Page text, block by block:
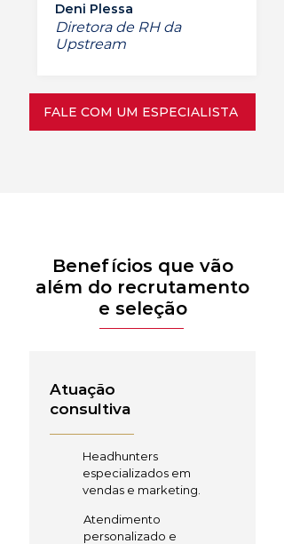
Deni Plessa
Diretora de RH da
Upstream
FALE COM UM ESPECIALISTA
Benefícios que vão
além do recrutamento
e seleção
Atuação
consultiva
Headhunters
especializados em
vendas e marketing.
Atendimento
personalizado e